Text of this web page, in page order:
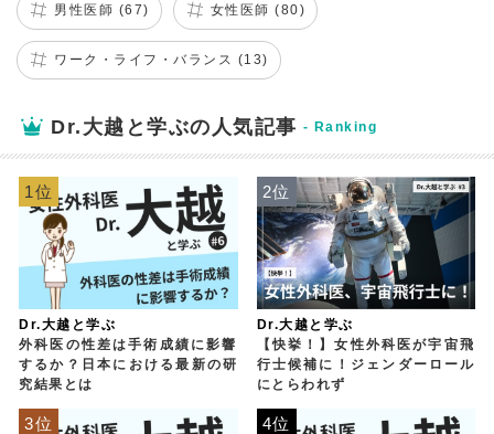
男性医師 (67) 女性医師 (80)
ワーク・ライフ・バランス (13)
Dr.大越と学ぶの人気記事
Dr.大越と学ぶ
外科医の性差は手術成績に影響
するか？日本における最新の研
究結果とは
1位
Dr.大越と学ぶ
【快挙！】女性外科医が宇宙飛
行士候補に！ジェンダーロール
にとらわれず
2位
3位 4位